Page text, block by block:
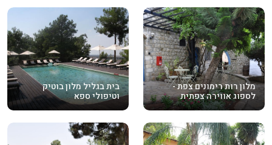
מלון רות רימונים צפת -
לספוג אווירה צפתית
בית בגליל מלון בוטיק
וטיפולי ספא